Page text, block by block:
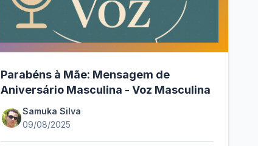
Parabéns à Mãe: Mensagem de
Aniversário Masculina - Voz Masculina
Samuka Silva
09/08/2025